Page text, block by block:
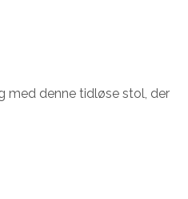
med denne tidløse stol, der